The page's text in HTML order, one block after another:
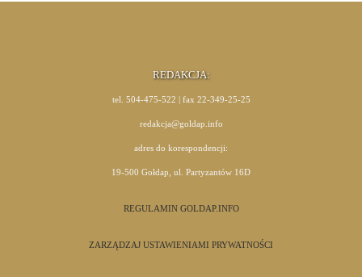
REDAKCJA:
tel. 504-475-522 | fax 22-349-25-25
redakcja@goldap.info
adres do korespondencji:
19-500 Gołdap, ul. Partyzantów 16D
REGULAMIN GOLDAP.INFO
ZARZĄDZAJ USTAWIENIAMI PRYWATNOŚCI